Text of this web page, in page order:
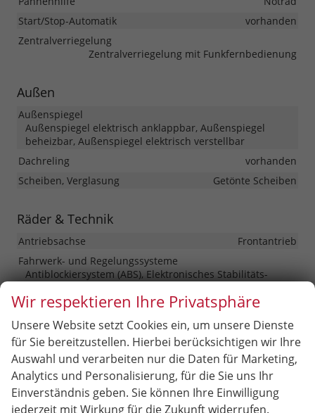
Start/Stop-Automatik
vorhanden
Zentralverriegelung
Zentralverriegelung mit Funkfernbedienung
Außen
Außenspiegel
Außenspiegel elektrisch anklappbar, Außenspiegel
beheizbar, Außenspiegel elektrisch verstellbar
Dachreling
vorhanden
Scheiben, Verglasung
Getönte Scheiben
Räder & Technik
Antriebsachse
Frontantrieb
Fahrwerk- und Regelungssysteme
Antiblockiersystem (ABS), Elektronisches Stabilitäts-
Felgengröße
Felgentyp
Leichtmetallfelge
Sonstiges
Antriebsart
Verbrennungsmotor (ICE)
Anzahl Sitzplätze
Wir respektieren Ihre Privatsphäre
Unsere Website setzt Cookies ein, um unsere Dienste
für Sie bereitzustellen. Hierbei berücksichtigen wir Ihre
Auswahl und verarbeiten nur die Daten für Marketing,
Analytics und Personalisierung, für die Sie uns Ihr
Einverständnis geben. Sie können Ihre Einwilligung
jederzeit mit Wirkung für die Zukunft widerrufen.